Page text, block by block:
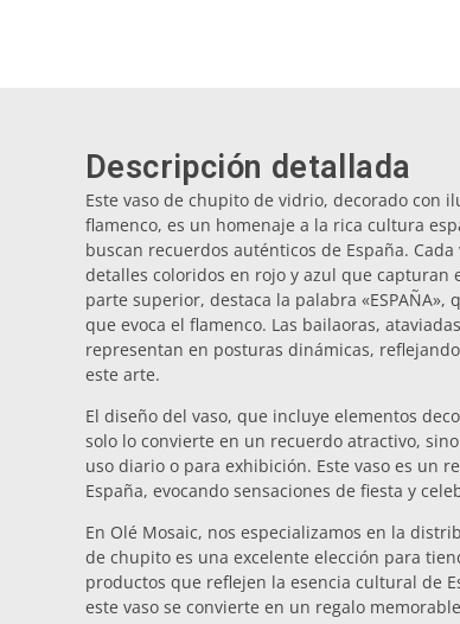
Descripción detallada
Este vaso de chupito de vidrio, decorado con
flamenco, es un homenaje a la rica cultura
buscan recuerdos auténticos de España.
detalles coloridos en rojo y azul que
parte superior, destaca la palabra
que evoca el flamenco. Las bailaoras,
representan en posturas dinámicas,
este arte.
El diseño del vaso, que incluye elementos
solo lo convierte en un recuerdo atractivo,
uso diario o para exhibición. Este vaso es un
España, evocando sensaciones de fiesta y
En Olé Mosaic, nos especializamos en la
de chupito es una excelente elección para
productos que reflejen la esencia cultural de
este vaso se convierte en un regalo